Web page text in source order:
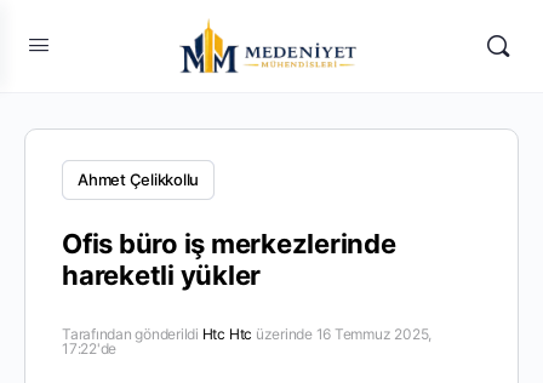
Ahmet Çelikkollu
Ofis büro iş merkezlerinde
hareketli yükler
Tarafından gönderildi Htc Htc üzerinde 16 Temmuz 2025,
17:22'de